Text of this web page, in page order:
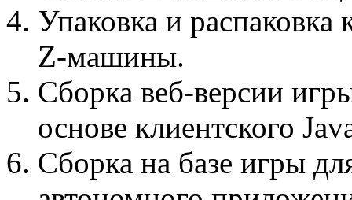
Упаковка и
Z-машины.
Сборка веб-версии
основе клиентского
Сборка на базе игры